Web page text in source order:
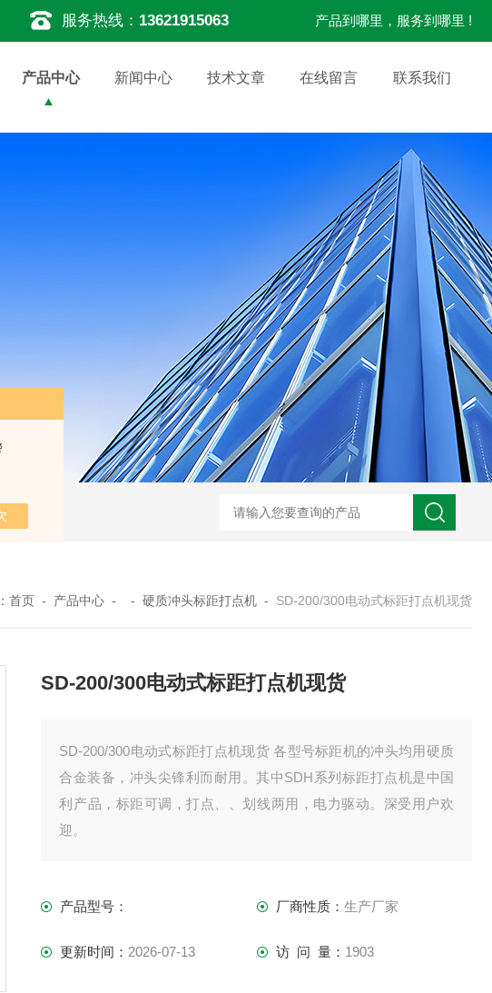
服务热线： 13621915063 产品到哪里，服务到哪里 !
产品中心 新闻中心 技术文章 在线留言 联系我们
式接地棒价格 HD3400A接地电阻测试仪 S3010数字接地电阻测试仪现货
首页 - 产品中心 - - 硬质冲头标距打点机 - SD-200/300电动式标距打点机现货
SD-200/300电动式标距打点机现货
SD-200/300电动式标距打点机现货 各型号标距机的冲头均用硬质
合金装备，冲头尖锋利而耐用。其中SDH系列标距打点机是中国
利产品，标距可调，打点、、划线两用，电力驱动。深受用户欢
迎。
产品型号： 厂商性质： 生产厂家
更新时间： 2026-07-13 访 问 量： 1903